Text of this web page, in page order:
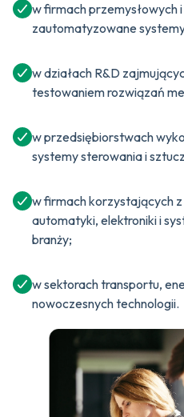
w firmach przemysłowych
zautomatyzowane
w działach R&D
testowaniem rozwiązań
w przedsiębiorstwach
systemy sterowania i
w firmach korzystających
automatyki, elektroniki i
branży;
w sektorach transportu,
nowoczesnych technologii.